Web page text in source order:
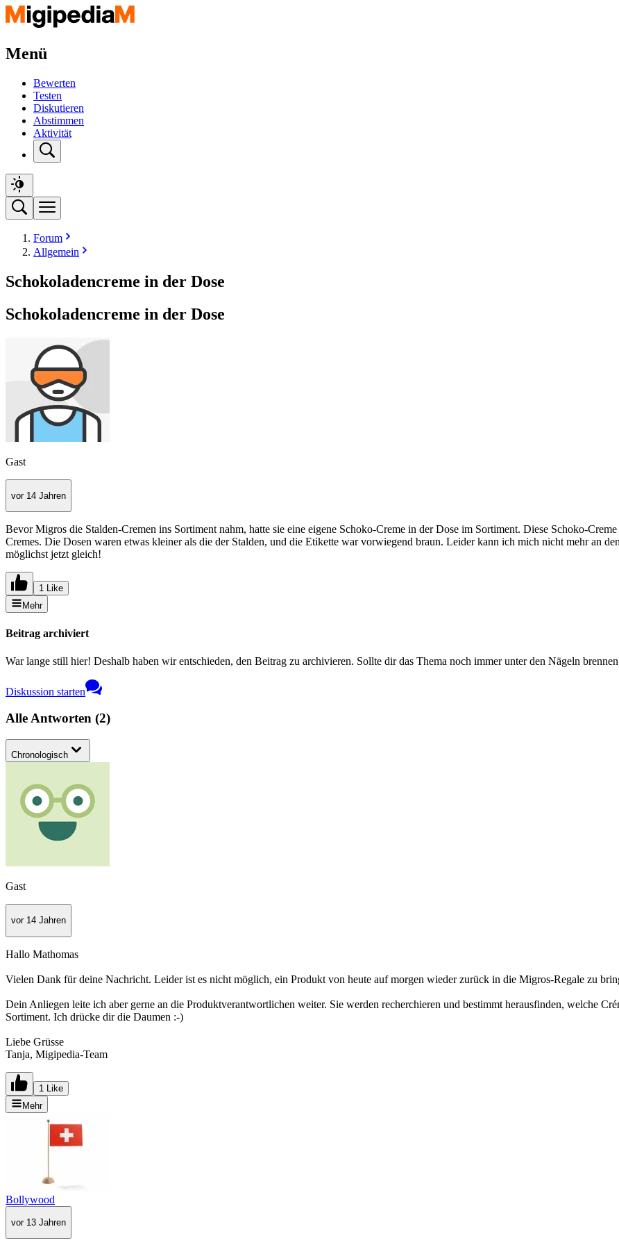
Menü
Bewerten
Testen
Diskutieren
Abstimmen
Aktivität
Forum
Allgemein
Schokoladencreme in der Dose
Schokoladencreme in der Dose
Gast
vor 14 Jahren
Bevor Migros die Stalden-Cremen ins Sortiment nahm, hatte sie eine eigene Schoko-Creme in der Dose im Sortiment. Diese Schoko-
Cremes. Die Dosen waren etwas kleiner als die der Stalden, und die Etikette war vorwiegend braun. Leider kann ich mich nicht mehr an
möglichst jetzt gleich!
1 Like
Mehr
Beitrag archiviert
War lange still hier! Deshalb haben wir entschieden, den Beitrag zu archivieren. Sollte dir das Thema noch immer unter den Nägeln
Diskussion starten
Alle Antworten (2)
Chronologisch
Gast
vor 14 Jahren
Hallo Mathomas
Vielen Dank für deine Nachricht. Leider ist es nicht möglich, ein Produkt von heute auf morgen wieder zurück in die Migros-Regale zu
Dein Anliegen leite ich aber gerne an die Produktverantwortlichen weiter. Sie werden recherchieren und bestimmt herausfinden, welche
Sortiment. Ich drücke dir die Daumen :-)
Liebe Grüsse
Tanja, Migipedia-Team
1 Like
Mehr
Bollywood
vor 13 Jahren